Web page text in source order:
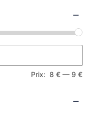
Prix: 8 € — 9 €